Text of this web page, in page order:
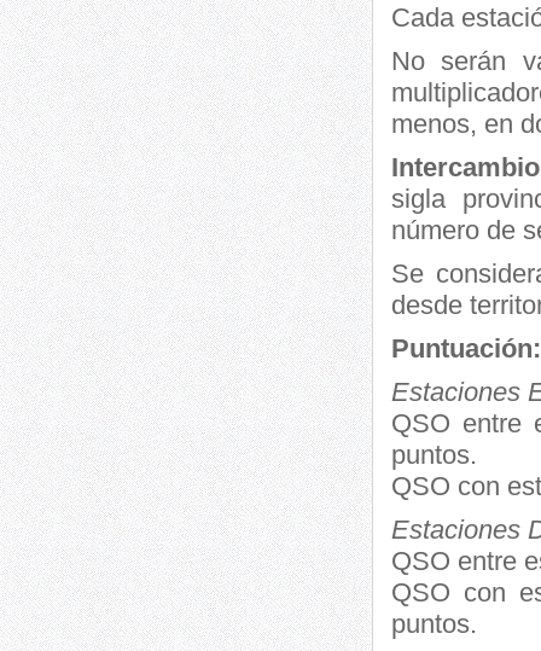
Cada
No serán
menos, en
sigla
número de
Se
desde
Puntuación:
Estaciones
QSO entre
puntos.
QSO con
Estaciones
QSO entre
QSO con
puntos.